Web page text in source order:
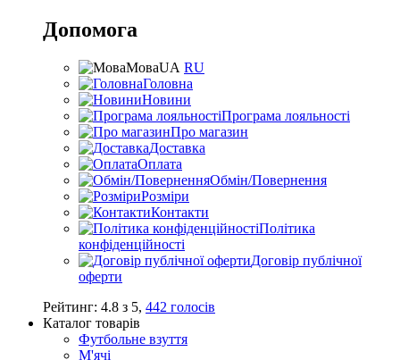
Допомога
МоваUA RU
Головна
Новини
Програма лояльності
Про магазин
Доставка
Оплата
Обмін/Повернення
Розміри
Контакти
Політика
конфіденційності
Договір публічної
оферти
Рейтинг: 4.8 з 5, 442 голосів
Каталог товарів
Футбольне взуття
М'ячі